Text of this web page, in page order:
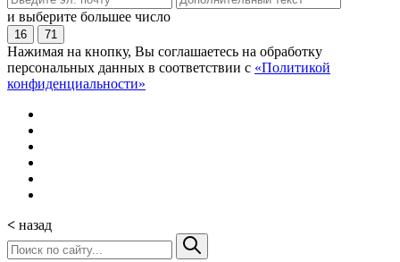
и выберите большее число
16 71
Нажимая на кнопку, Вы соглашаетесь на обработку
персональных данных в соответствии с «Политикой
конфиденциальности»
< назад